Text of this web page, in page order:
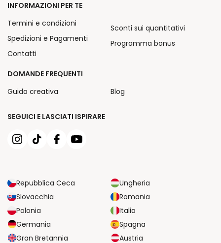
SEGUICI E LASCIATI ISPIRARE
Repubblica Ceca
Ungheria
Slovacchia
Romania
Polonia
Italia
Germania
Spagna
Gran Bretannia
Austria
INFORMAZIONI PER TE
Termini e condizioni
Spedizioni e Pagamenti
Contatti
Sconti sui quantitativi
Programma bonus
DOMANDE FREQUENTI
Guida creativa
Blog